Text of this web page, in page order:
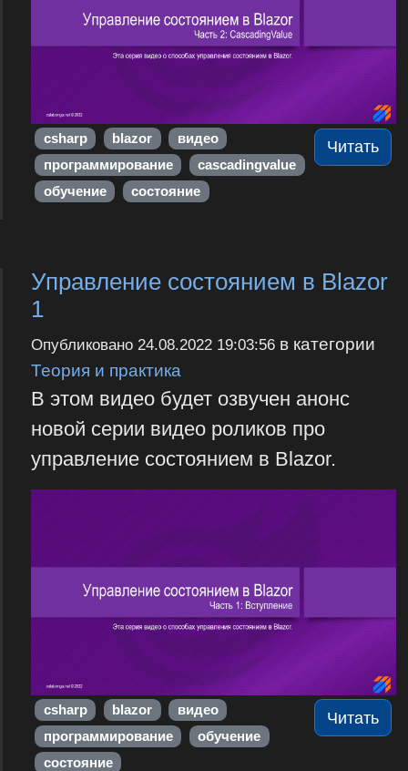
Читать
csharp blazor
видео
программирование
cascadingvalue
обучение
состояние
Управление состоянием в Blazor
1
Опубликовано 24.08.2022 19:03:56в категории
Теория и практика
В этом видео будет озвучен анонс
новой серии видео роликов про
управление состоянием в Blazor.
Читать
csharp blazor
видео
программирование
обучение
состояние